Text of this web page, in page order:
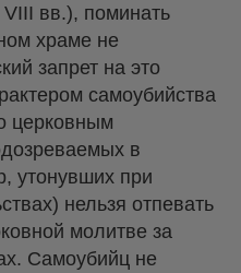
вв.), поминать
храме не
запрет на это
самоубийства
церковным
в
утонувших при
нельзя отпевать
молитве за
Самоубийц не